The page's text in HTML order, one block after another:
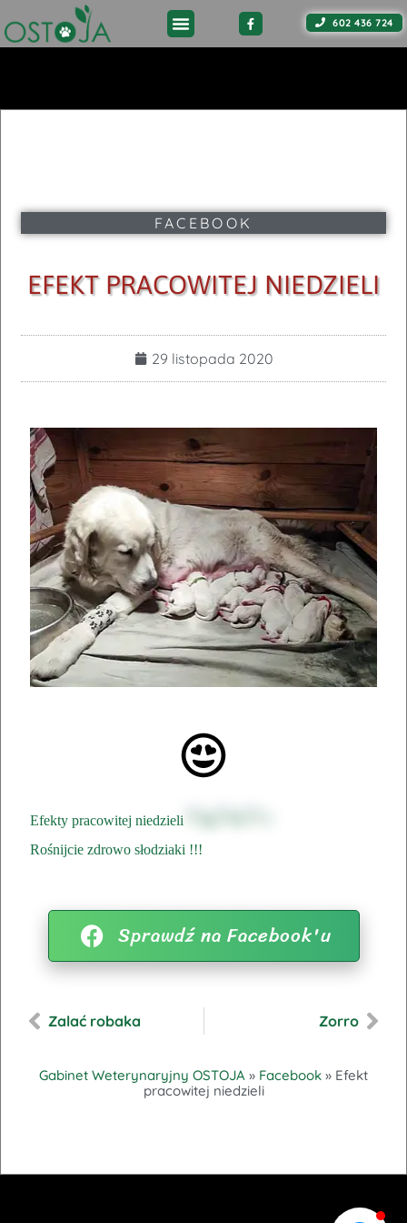
602 436 724
FACEBOOK
EFEKT PRACOWITEJ NIEDZIELI
29 listopada 2020
Efekty pracowitej niedzieli
Rośnijcie zdrowo słodziaki !!!
Sprawdź na Facebook'u
Zalać robaka Zorro
Gabinet Weterynaryjny OSTOJA » Facebook » Efekt
pracowitej niedzieli